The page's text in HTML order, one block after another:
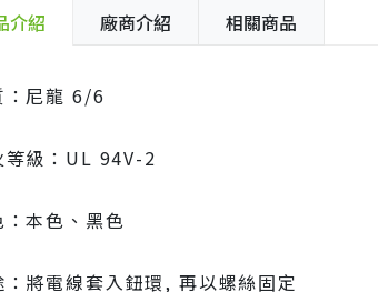
介紹 廠商介紹 相關商品
：尼龍 6/6
等級：UL 94V-2
本色、黑色
將電線套入鈕環, 再以螺絲固定